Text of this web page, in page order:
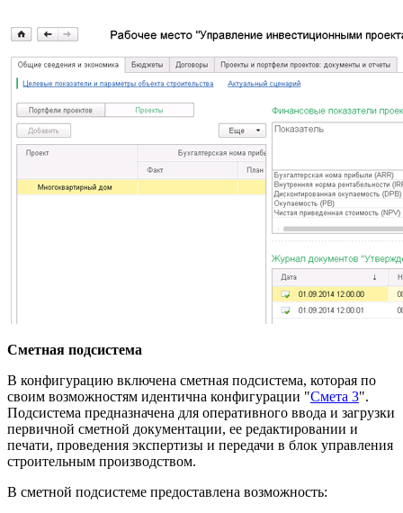
Сметная подсистема
В конфигурацию включена сметная подсистема, которая по
своим возможностям идентична конфигурации "Смета 3".
Подсистема предназначена для оперативного ввода и загрузки
первичной сметной документации, ее редактировании и
печати, проведения экспертизы и передачи в блок управления
строительным производством.
В сметной подсистеме предоставлена возможность: